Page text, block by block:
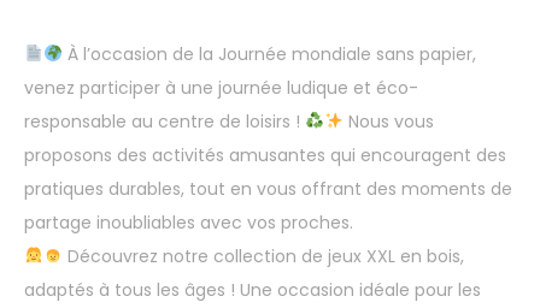
À l’occasion de la Journée mondiale sans papier,
venez participer à une journée ludique et éco-
responsable au centre de loisirs !
Nous vous
proposons des activités amusantes qui encouragent des
pratiques durables, tout en vous offrant des moments de
partage inoubliables avec vos proches.
Découvrez notre collection de jeux XXL en bois,
adaptés à tous les âges ! Une occasion idéale pour les